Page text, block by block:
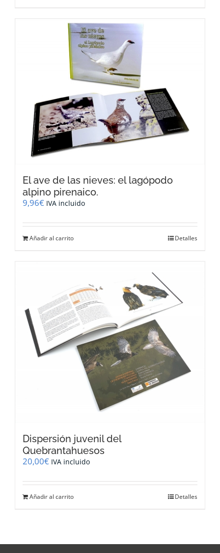
El ave de las nieves: el lagópodo
alpino pirenaico.
9,96€ IVA incluido
Añadir al carrito Detalles
Dispersión juvenil del
Quebrantahuesos
20,00€ IVA incluido
Añadir al carrito Detalles